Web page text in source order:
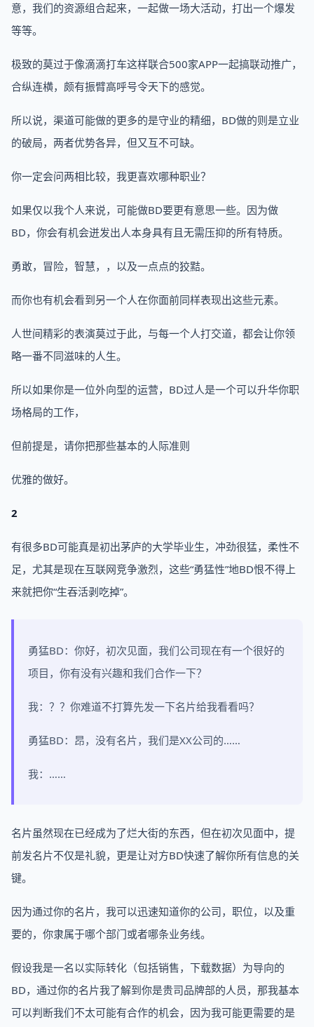
意，我们的资源组合起来，一起做一场大活动，打出一个爆发
等等。
极致的莫过于像滴滴打车这样联合500家APP一起搞联动推广，
合纵连横，颇有振臂高呼号令天下的感觉。
所以说，渠道可能做的更多的是守业的精细，BD做的则是立业
的破局，两者优势各异，但又互不可缺。
你一定会问两相比较，我更喜欢哪种职业？
如果仅以我个人来说，可能做BD要更有意思一些。因为做
BD，你会有机会迸发出人本身具有且无需压抑的所有特质。
勇敢，冒险，智慧，，以及一点点的狡黠。
而你也有机会看到另一个人在你面前同样表现出这些元素。
人世间精彩的表演莫过于此，与每一个人打交道，都会让你领
略一番不同滋味的人生。
所以如果你是一位外向型的运营，BD过人是一个可以升华你职
场格局的工作，
但前提是，请你把那些基本的人际准则
优雅的做好。
2
有很多BD可能真是初出茅庐的大学毕业生，冲劲很猛，柔性不
足，尤其是现在互联网竞争激烈，这些“勇猛性”地BD恨不得上
来就把你“生吞活剥吃掉”。
勇猛BD：你好，初次见面，我们公司现在有一个很好的
项目，你有没有兴趣和我们合作一下？
我：？？你难道不打算先发一下名片给我看看吗？
勇猛BD：昂，没有名片，我们是XX公司的……
我：……
名片虽然现在已经成为了烂大街的东西，但在初次见面中，提
前发名片不仅是礼貌，更是让对方BD快速了解你所有信息的关
键。
因为通过你的名片，我可以迅速知道你的公司，职位，以及重
要的，你隶属于哪个部门或者哪条业务线。
假设我是一名以实际转化（包括销售，下载数据）为导向的
BD，通过你的名片我了解到你是贵司品牌部的人员，那我基本
可以判断我们不太可能有合作的机会，因为我可能更需要的是